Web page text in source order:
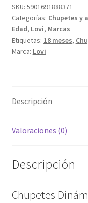
0-
3
meses
cantidad
SKU: 5901691888371
Categorías: Chupetes y
Edad, Lovi, Marcas
Etiquetas: 18 meses,
Marca: Lovi
Descripción
Valoraciones (0)
Descripción
Chupetes